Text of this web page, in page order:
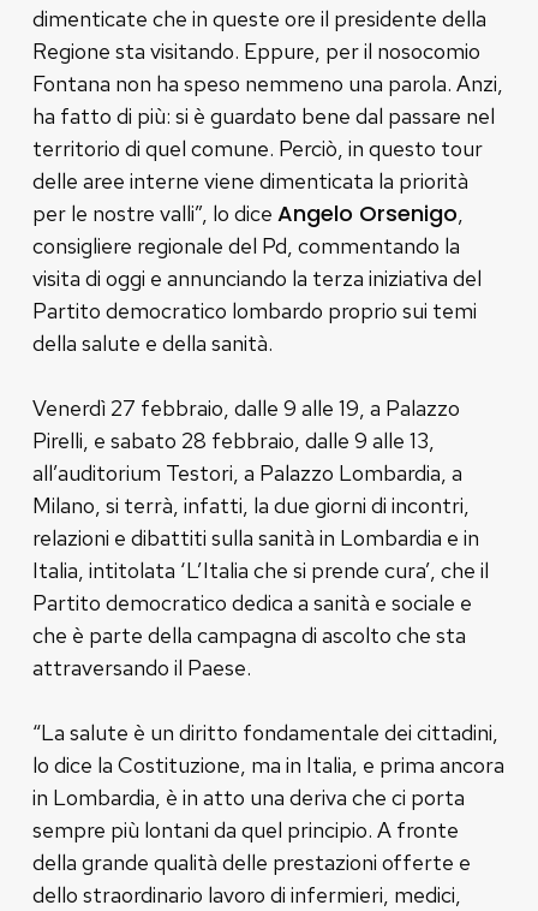
dimenticate che in queste ore il presidente della
Regione sta visitando. Eppure, per il nosocomio
Fontana non ha speso nemmeno una parola. Anzi,
ha fatto di più: si è guardato bene dal passare nel
territorio di quel comune. Perciò, in questo tour
delle aree interne viene dimenticata la priorità
per le nostre valli”, lo dice Angelo Orsenigo,
consigliere regionale del Pd, commentando la
visita di oggi e annunciando la terza iniziativa del
Partito democratico lombardo proprio sui temi
della salute e della sanità.
Venerdì 27 febbraio, dalle 9 alle 19, a Palazzo
Pirelli, e sabato 28 febbraio, dalle 9 alle 13,
all’auditorium Testori, a Palazzo Lombardia, a
Milano, si terrà, infatti, la due giorni di incontri,
relazioni e dibattiti sulla sanità in Lombardia e in
Italia, intitolata ‘L’Italia che si prende cura’, che il
Partito democratico dedica a sanità e sociale e
che è parte della campagna di ascolto che sta
attraversando il Paese.
“La salute è un diritto fondamentale dei cittadini,
lo dice la Costituzione, ma in Italia, e prima ancora
in Lombardia, è in atto una deriva che ci porta
sempre più lontani da quel principio. A fronte
della grande qualità delle prestazioni offerte e
dello straordinario lavoro di infermieri, medici,